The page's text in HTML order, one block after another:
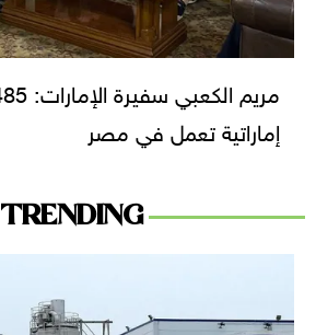
إماراتية تعمل في مصر
TRENDING